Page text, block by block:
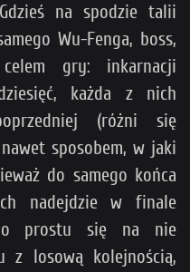
na spodzie talii
Wu-Fenga, boss,
gry: inkarnacji
każda z nich
(różni się
sposobem, w jaki
do samego końca
nadejdzie w finale
prostu się na nie
z losową kolejnością,